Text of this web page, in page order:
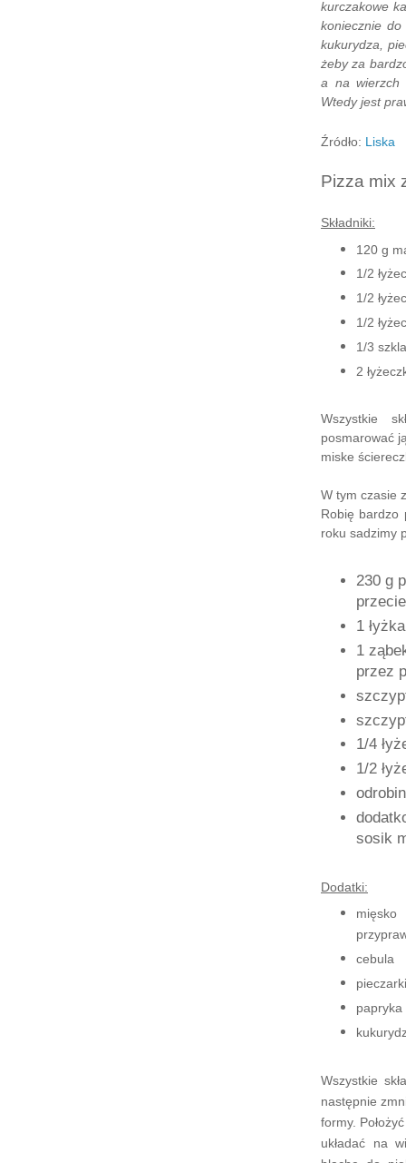
kurczakowe
koniecznie do
kukurydza,
żeby za
a na wierzch
Wtedy jest
Źródło: Liska
Pizza mix
Składniki:
120 g
1/2
1/2
1/2
1/3
2
Wszystkie
posmarować
miske
W tym czasie
Robię bardzo
roku sadzimy
230 g
1
1
przez
1/4
1/2
sosik
Dodatki:
cebula
papryka
Wszystkie
następnie
formy.
układać na